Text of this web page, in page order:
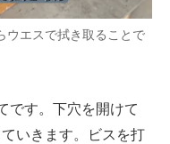
ウエスで拭き取ることで
です。下穴を開けて
いきます。ビスを打